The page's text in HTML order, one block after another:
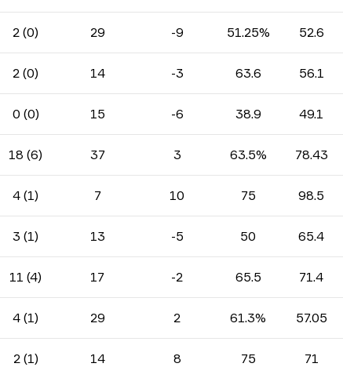
2 (0) 29 -9 51.25% 52.6
2 (0) 14 -3 63.6 56.1
0 (0) 15 -6 38.9 49.1
18 (6) 37 3 63.5% 78.43
4 (1) 7 10 75 98.5
3 (1) 13 -5 50 65.4
11 (4) 17 -2 65.5 71.4
4 (1) 29 2 61.3% 57.05
2 (1) 14 8 75 71